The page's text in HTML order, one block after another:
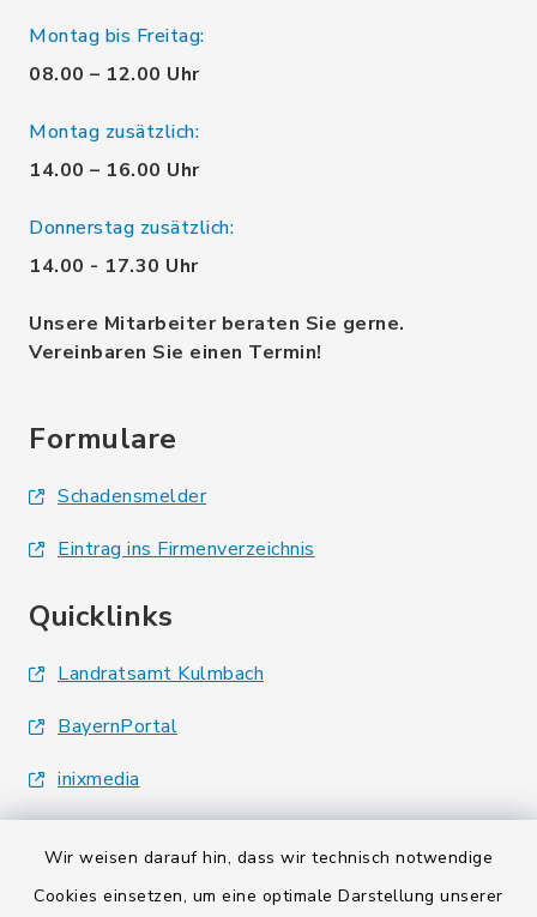
Wir weisen darauf hin, dass wir technisch notwendige
Cookies einsetzen, um eine optimale Darstellung unserer
Montag bis Freitag:
08.00 – 12.00 Uhr
Montag zusätzlich:
14.00 – 16.00 Uhr
Donnerstag zusätzlich:
14.00 - 17.30 Uhr
Unsere Mitarbeiter beraten Sie gerne.
Vereinbaren Sie einen Termin!
Formulare
Schadensmelder
Eintrag ins Firmenverzeichnis
Quicklinks
Landratsamt Kulmbach
BayernPortal
inixmedia